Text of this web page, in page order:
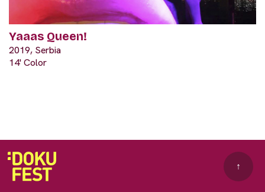
Yaaas Queen!
2019, Serbia
14' Color
↑